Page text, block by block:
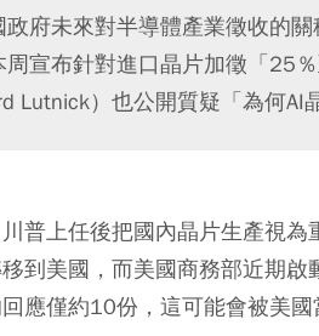
府未來對半導體產業徵收的
周宣布針對進口晶片加徵「25
Lutnick）也公開質疑「為何AI
普上任後把國內晶片生產視
到美國，而美國商務部近期
應僅約10份，這可能會被美國